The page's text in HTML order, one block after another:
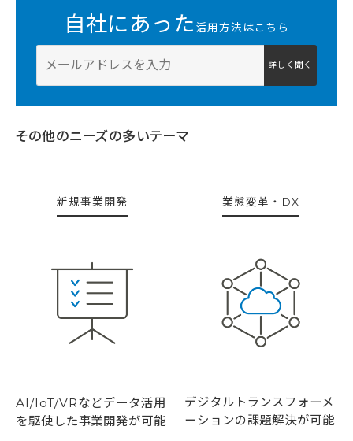
自社にあった 活用方法はこちら
詳しく聞く
その他のニーズの多いテーマ
新規事業開発
AI/IoT/VRなどデータ活用
を駆使した事業開発が可能
業態変革・DX
デジタルトランスフォーメ
ーションの課題解決が可能